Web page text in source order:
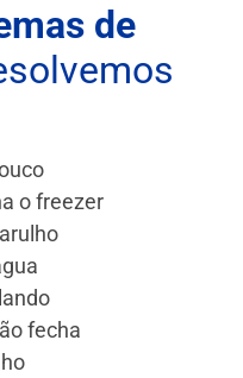
de
o freezer
fecha